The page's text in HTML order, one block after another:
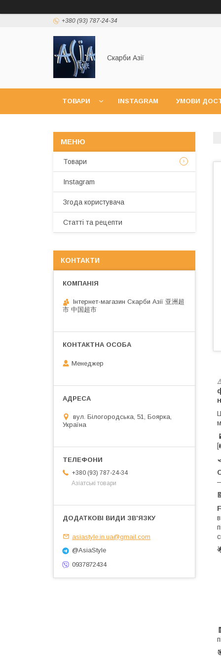
+380 (93) 787-24-34
Скарби Азії
ТОВАРИ INSTAGRAM УМОВИ
Товари
Instagram
Згода користувача
Статті та рецепти
КОНТАКТИ
Інтернет-магазин Скарби Азії 亚洲超
市 中国超市
Менеджер
вул. Білогородська, 51, Боярка,
Україна
+380 (93) 787-24-34
Азіатські товари
asiastyle.in.ua@gmail.com
@AsiaStyle
0937872434